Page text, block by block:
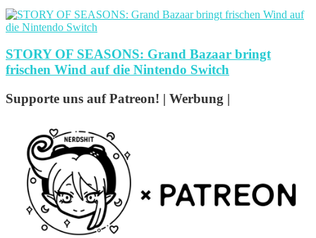
STORY OF SEASONS: Grand Bazaar bringt
frischen Wind auf die Nintendo Switch
Supporte uns auf Patreon! | Werbung |